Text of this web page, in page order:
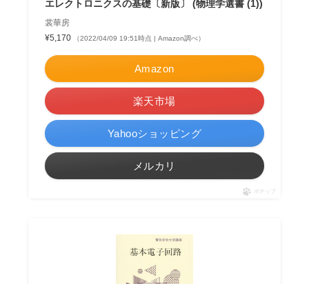
エレクトロニクスの基礎〔新版〕 (物理学選書 (1))
裳華房
¥5,170
（2022/04/09 19:51時点 | Amazon調べ）
Amazon
楽天市場
Yahooショッピング
メルカリ
ポチップ